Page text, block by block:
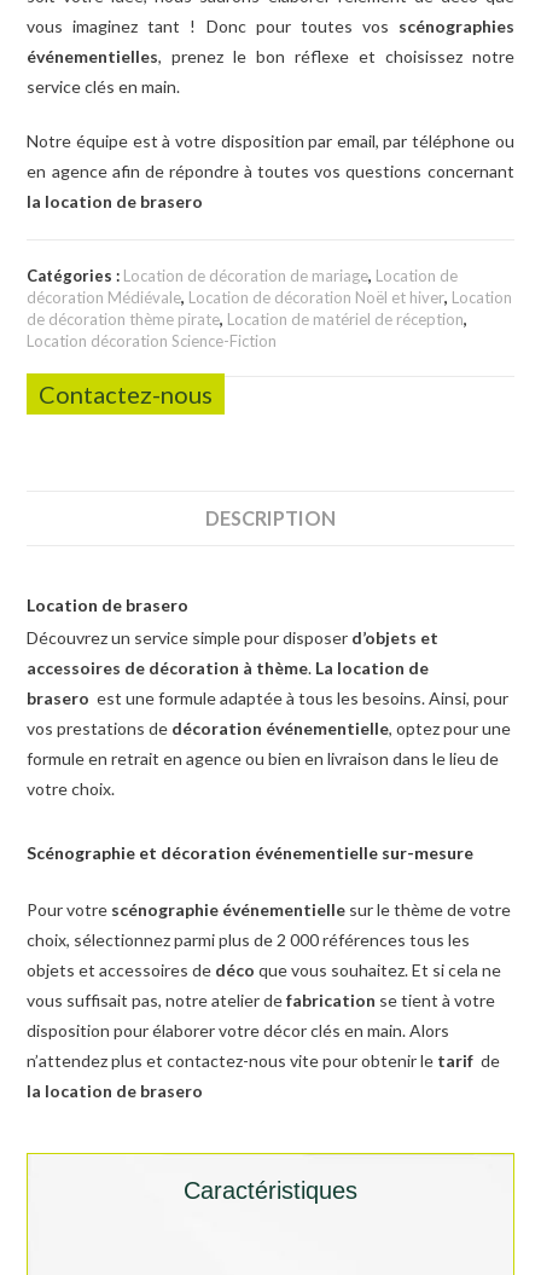
vous imaginez tant ! Donc pour toutes vos scénographies
événementielles, prenez le bon réflexe et choisissez notre
service clés en main.
Notre équipe est à votre disposition par email, par téléphone ou
en agence afin de répondre à toutes vos questions concernant
la location de brasero
Catégories : Location de décoration de mariage, Location de
décoration Médiévale, Location de décoration Noël et hiver, Location
de décoration thème pirate, Location de matériel de réception,
Location décoration Science-Fiction
Contactez-nous
DESCRIPTION
Location de brasero
Découvrez un service simple pour disposer d’objets et
accessoires de décoration à thème. La location de
brasero est une formule adaptée à tous les besoins. Ainsi, pour
vos prestations de décoration événementielle, optez pour une
formule en retrait en agence ou bien en livraison dans le lieu de
votre choix.
Scénographie et décoration événementielle sur-mesure
Pour votre scénographie événementielle sur le thème de votre
choix, sélectionnez parmi plus de 2 000 références tous les
objets et accessoires de déco que vous souhaitez. Et si cela ne
vous suffisait pas, notre atelier defabrication se tient à votre
disposition pour élaborer votre décor clés en main. Alors
n’attendez plus et contactez-nous vite pour obtenir le tarif de
la location de brasero
Caractéristiques